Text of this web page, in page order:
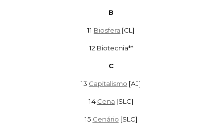
B
11 Biosfera [CL]
12 Biotecnia**
C
13 Capitalismo [AJ]
14 Cena [SLC]
15 Cenário [SLC]